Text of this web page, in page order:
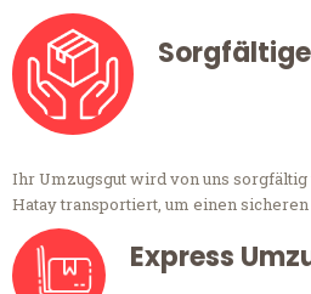
Ihr Umzugsgut wird von uns
Hatay transportiert, um einen
Express